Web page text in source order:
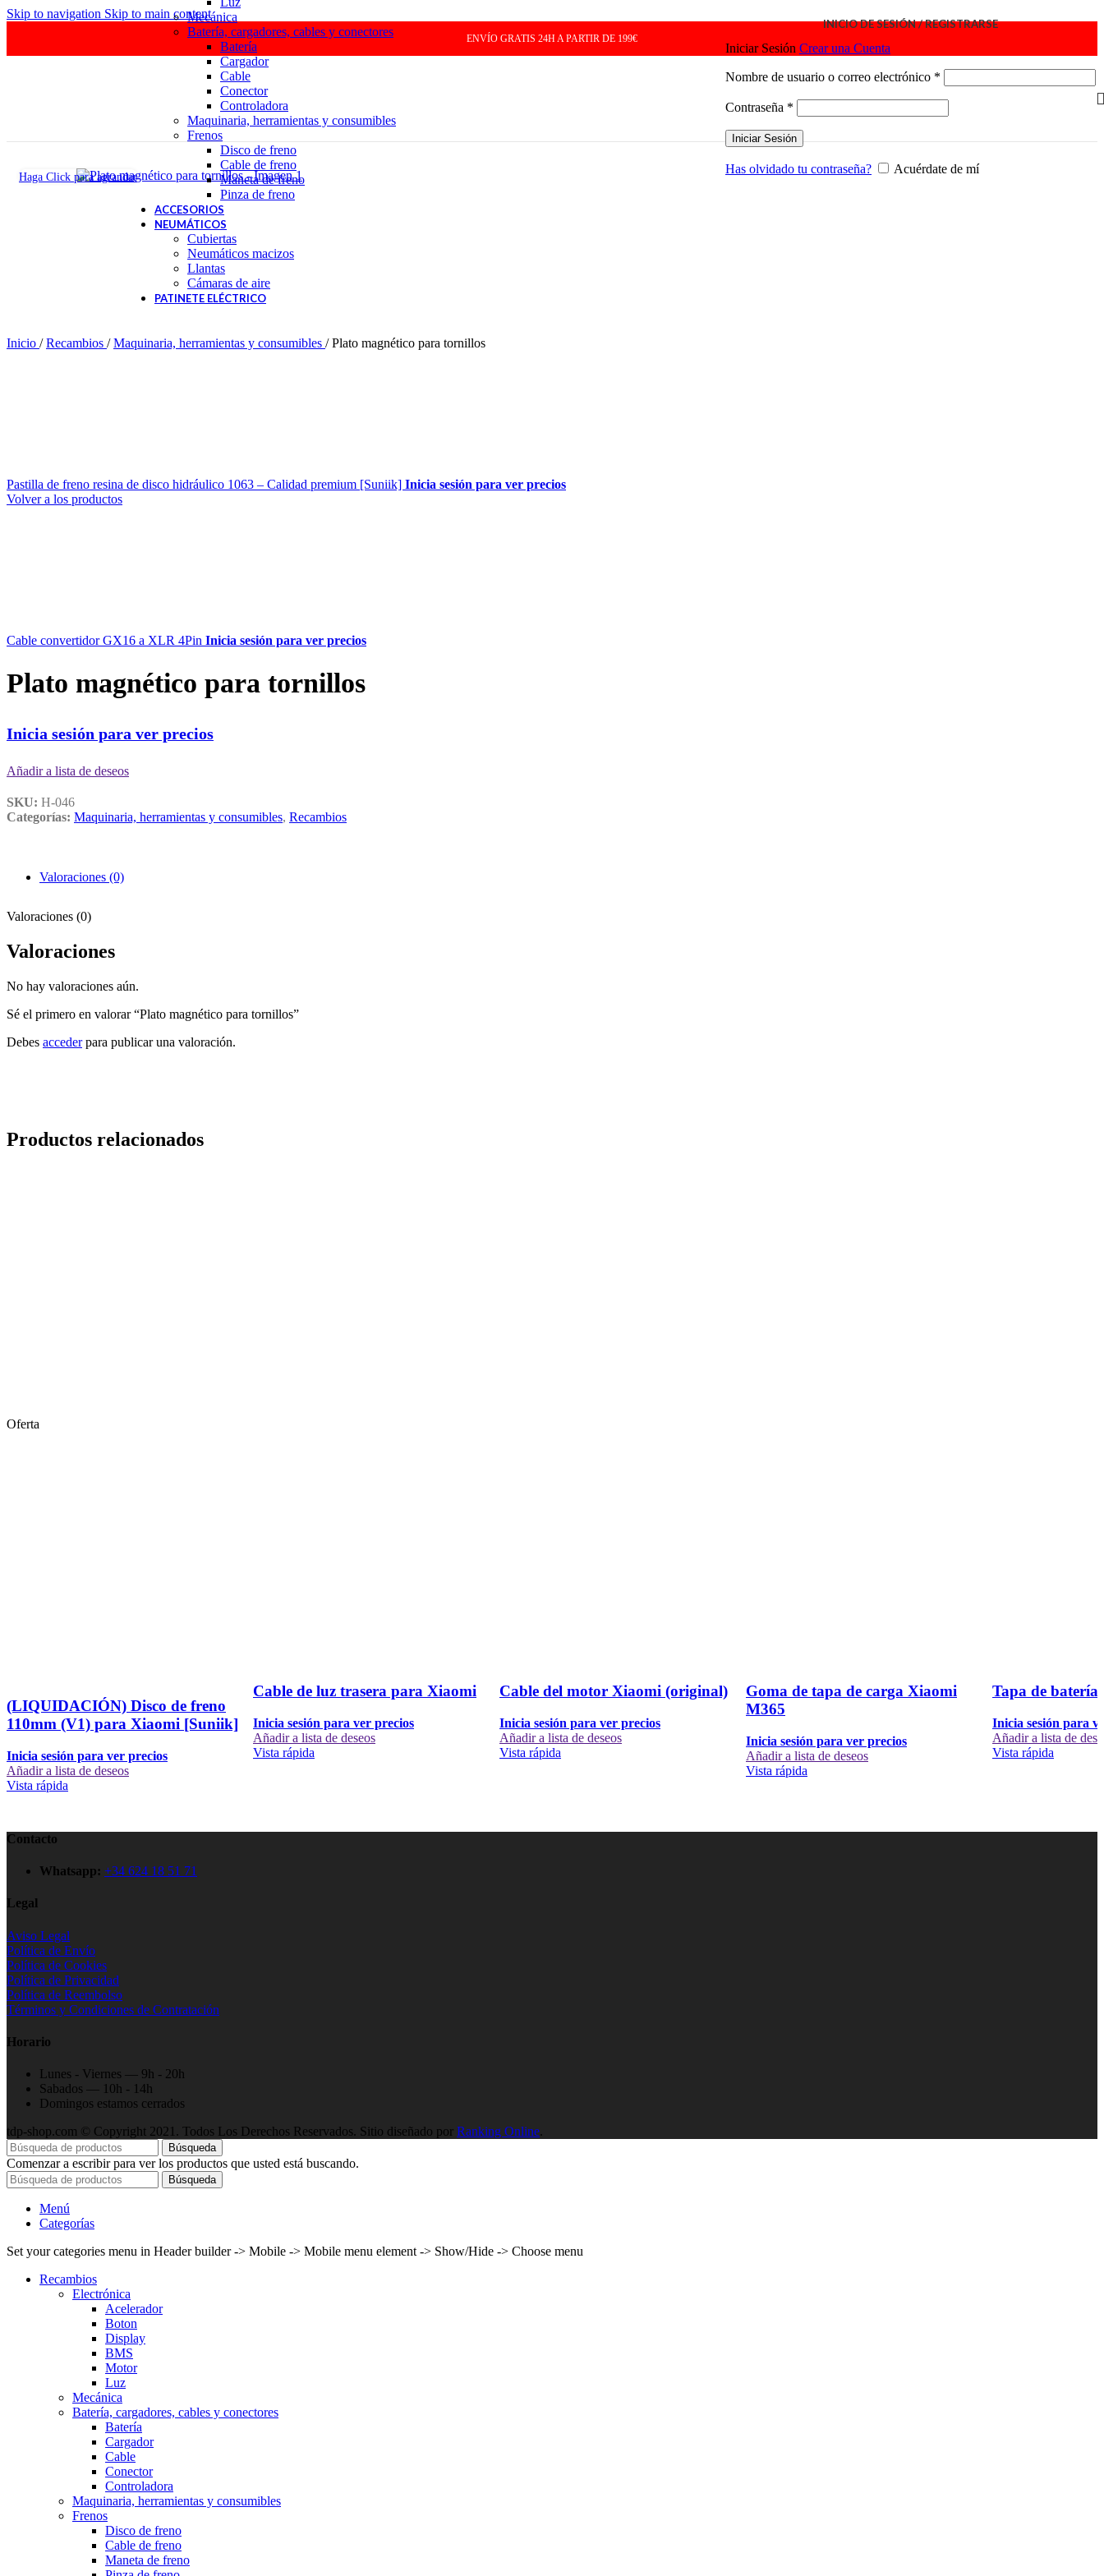
Skip to navigation Skip to main content
ENVÍO GRATIS 24H A PARTIR DE 199€
Mecánica
Batería, cargadores, cables y conectores
Batería
Cargador
Cable
Conector
Controladora
Maquinaria, herramientas y consumibles
Frenos
Disco de freno
Cable de freno
Maneta de freno
Pinza de freno
ACCESORIOS
NEUMÁTICOS
Cubiertas
Neumáticos macizos
Llantas
Cámaras de aire
PATINETE ELÉCTRICO
INICIO DE SESIÓN / REGISTRARSE
Iniciar Sesión Crear una Cuenta
Nombre de usuario o correo electrónico *
Contraseña *
Iniciar Sesión
Has olvidado tu contraseña? Acuérdate de mí
Haga Click para agrandar
Inicio / Recambios / Maquinaria, herramientas y consumibles / Plato magnético para tornillos
Pastilla de freno resina de disco hidráulico 1063 – Calidad premium [Suniik] Inicia sesión para ver precios
Volver a los productos
Cable convertidor GX16 a XLR 4Pin Inicia sesión para ver precios
Plato magnético para tornillos
Inicia sesión para ver precios
Añadir a lista de deseos
SKU: H-046
Categorías: Maquinaria, herramientas y consumibles, Recambios
Valoraciones (0)
Valoraciones (0)
Valoraciones
No hay valoraciones aún.
Sé el primero en valorar “Plato magnético para tornillos”
Debes accederpara publicar una valoración.
Productos relacionados
Oferta
(LIQUIDACIÓN) Disco de freno
110mm (V1) para Xiaomi [Suniik]
Inicia sesión para ver precios
Añadir a lista de deseos
Vista rápida
Cable de luz trasera para Xiaomi
Inicia sesión para ver precios
Añadir a lista de deseos
Vista rápida
Cable del motor Xiaomi (original)
Inicia sesión para ver precios
Añadir a lista de deseos
Vista rápida
Goma de tapa de carga Xiaomi
M365
Inicia sesión para ver precios
Añadir a lista de deseos
Vista rápida
Tapa de
Inicia sesión para
Añadir a lista de
Vista rápida
Contacto
Whatsapp: +34 624 18 51 71
Legal
Aviso Legal
Política de Envío
Política de Cookies
Política de Privacidad
Política de Reembolso
Términos y Condiciones de Contratación
Horario
Lunes - Viernes — 9h - 20h
Sabados — 10h - 14h
Domingos estamos cerrados
tdp-shop.com © Copyright 2021. Todos Los Derechos Reservados. Sitio diseñado por Ranking Online.
Búsqueda
Comenzar a escribir para ver los productos que usted está buscando.
Búsqueda
Menú
Categorías
Set your categories menu in Header builder -> Mobile -> Mobile menu element -> Show/Hide -> Choose menu
Recambios
Electrónica
Acelerador
Boton
Display
BMS
Motor
Luz
Mecánica
Batería, cargadores, cables y conectores
Batería
Cargador
Cable
Conector
Controladora
Maquinaria, herramientas y consumibles
Frenos
Disco de freno
Cable de freno
Maneta de freno